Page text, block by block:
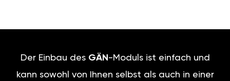
Der Einbau des GÄN -Moduls ist einfach und
kann sowohl von Ihnen selbst als auch in einer